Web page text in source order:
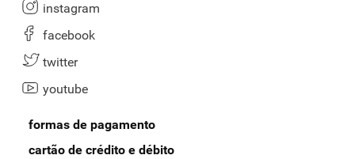
instagram
facebook
twitter
youtube
formas de pagamento
cartão de crédito e débito